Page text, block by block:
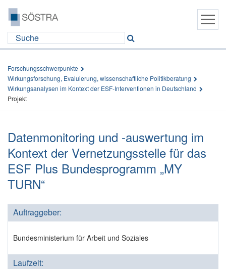
Forschungsschwerpunkte
Wirkungsforschung, Evaluierung, wissenschaftliche Politikberatung
Wirkungsanalysen im Kontext der ESF-Interventionen in Deutschland
Projekt
Datenmonitoring und -auswertung im
Kontext der Vernetzungsstelle für das
ESF Plus Bundesprogramm „MY
TURN“
Auftraggeber:
Bundesministerium für Arbeit und Soziales
Laufzeit: